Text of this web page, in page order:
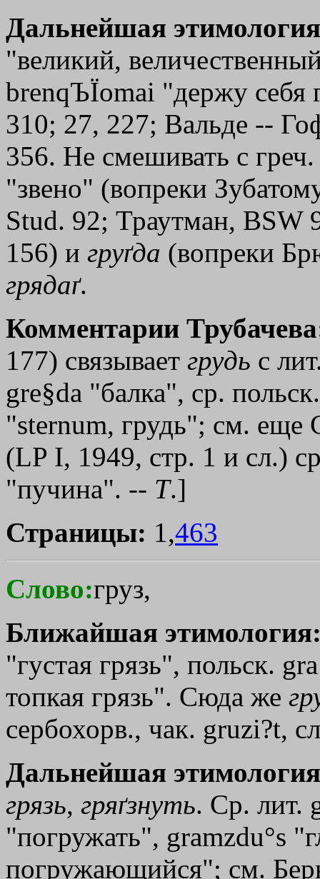
Дальнейшая
"великий,
brenqЪЇomai "держу
310; 27, 227; Вальде --
356. Не смешивать с
"звено" (вопреки
Stud. 92; Траутман, BSW
156) и груґда (вопреки
грядаґ.
Комментарии
177) связывает грудь с
gre§da "балка", ср.
"sternum, грудь"; см. еще
(LP I, 1949, стр. 1 и сл.)
"пучина". -- Т.]
Страницы: 1,463
Слово:груз,
Ближайшая
"густая грязь", польск.
топкая грязь". Сюда же
сербохорв., чак. gruzi?t,
Дальнейшая
грязь, гряґзнуть. Ср. лит.
"погружать", gramzdu°s
погружающийся"; см.